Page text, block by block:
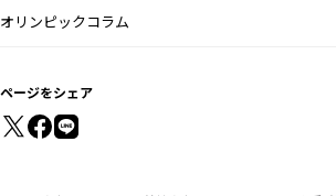
オリンピックコラム
ページをシェア